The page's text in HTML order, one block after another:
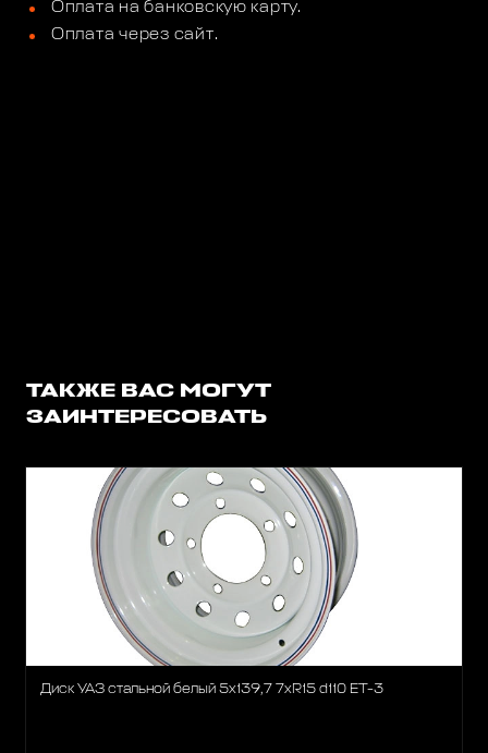
Оплата на банковскую карту.
Оплата через сайт.
ТАКЖЕ ВАС МОГУТ
ЗАИНТЕРЕСОВАТЬ
Диск УАЗ стальной белый 5x139,7 7xR15 d110 ET-3